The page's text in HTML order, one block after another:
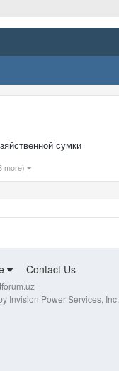
сумки
more)
Contact Us
tforum.uz
Invision Power Services, Inc.